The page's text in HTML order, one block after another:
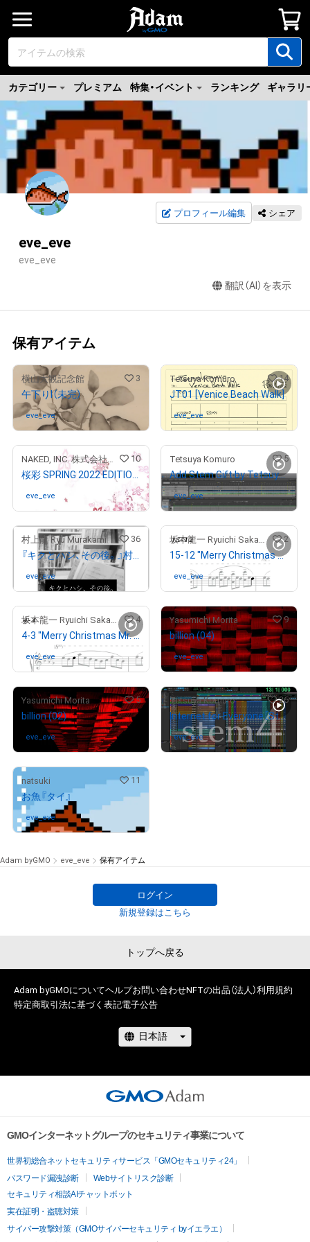
カテゴリー プレミアム 特集・イベント ランキング ギャラリ
プロフィール編集 シェア
eve_eve
eve_eve
翻訳（AI）を表示
保有アイテム
横山大観記念館 3
午下りⅠ（未完）
eve_eveさんが保有中
Tetsuya Komuro 14
JT01 [Venice Beach Walk]
eve_eveさんが保有中
NAKED, INC. 株式会社ネイキッド 10
桜彩 SPRING 2022 EDITION01
eve_eve さんが保有中
Tetsuya Komuro 5
Add Stem Gift by Tetsuya Komuro ［for Stem4：Strings & Harp］
eve_eveさんが保有中
村上龍 Ryu Murakami 36
『キクとハシ、その後。』村上龍 "Kiku and Hashi〜The Sequel of Coin Locker Babies〜" Ryu Murakami
eve_eve さんが保有中
坂本龍一 Ryuichi Sakamoto 2
15-12 "Merry Christmas Mr. Lawrence" Ryuichi Sakamoto 坂本 龍一
eve_eveさんが保有中
坂本龍一 Ryuichi Sakamoto 4
4-3 "Merry Christmas Mr. Lawrence" Ryuichi Sakamoto 坂本 龍一
eve_eveさんが保有中
Yasumichi Morita 9
billion (04)
eve_eveさんが保有中
Yasumichi Morita 5
billion (02)
eve_eveさんが保有中
Tetsuya Komuro 26
Internet for Everyone［Stem4：Strings & Harp］
eve_eveさんが保有中
natsuki 11
お魚『タイ』
eve_eve さんが保有中
Adam byGMO eve_eve 保有アイテム
ログイン
新規登録はこちら
トップへ戻る
Adam byGMOについてヘルプお問い合わせNFTの出品（法人）利用規約
特定商取引法に基づく表記電子公告
GMOインターネットグループのセキュリティ事業について
世界初総合ネットセキュリティサービス「GMOセキュリティ24」
パスワード漏洩診断
Webサイトリスク診断
セキュリティ相談AIチャットボット
実在証明・盗聴対策
サイバー攻撃対策（GMOサイバーセキュリティ byイエラエ）